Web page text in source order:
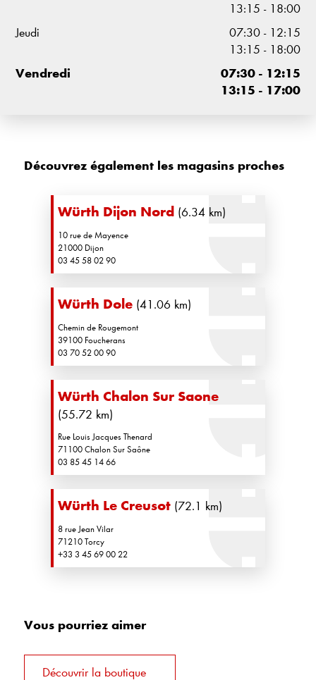
13:15 - 18:00
Jeudi
07:30 - 12:15
13:15 - 18:00
Vendredi
07:30 - 12:15
13:15 - 17:00
Découvrez également les magasins proches
Würth Dijon Nord (6.34 km)
10 rue de Mayence
21000 Dijon
03 45 58 02 90
Würth Dole (41.06 km)
Chemin de Rougemont
39100 Foucherans
03 70 52 00 90
Würth Chalon Sur Saone
(55.72 km)
Rue Louis Jacques Thenard
71100 Chalon Sur Saône
03 85 45 14 66
Würth Le Creusot (72.1 km)
8 rue Jean Vilar
71210 Torcy
+33 3 45 69 00 22
Vous pourriez aimer
Découvrir la boutique